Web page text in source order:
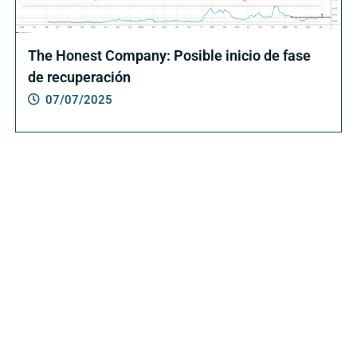
The Honest Company: Posible inicio de fase
de recuperación
07/07/2025